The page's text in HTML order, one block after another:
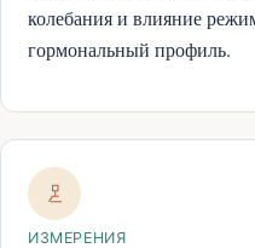
колебания и влияние
гормональный профиль.
ИЗМЕРЕНИЯ